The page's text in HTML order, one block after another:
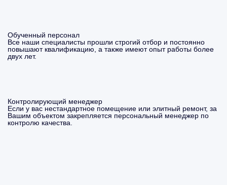
Обученный персонал
Все наши специалисты прошли строгий отбор и постоянно
повышают квалификацию, а также имеют опыт работы более
двух лет.
Контролирующий менеджер
Если у вас нестандартное помещение или элитный ремонт, за
Вашим объектом закрепляется персональный менеджер по
контролю качества.